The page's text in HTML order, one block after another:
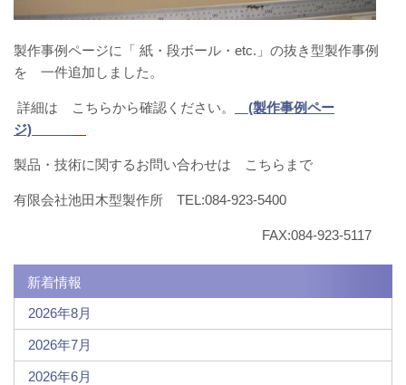
製作事例ページに「 紙・段ボール・etc.」の抜き型製作事例
を 一件追加しました。
詳細は こちらから確認ください。
(製作事例ペー
ジ)
製品・技術に関するお問い合わせは こちらまで
有限会社池田木型製作所 TEL:084-923-5400
FAX:084-923-5117
新着情報
2026年8月
2026年7月
2026年6月